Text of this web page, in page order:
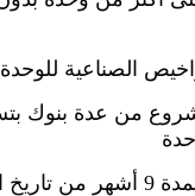
الصناعية للوحدة